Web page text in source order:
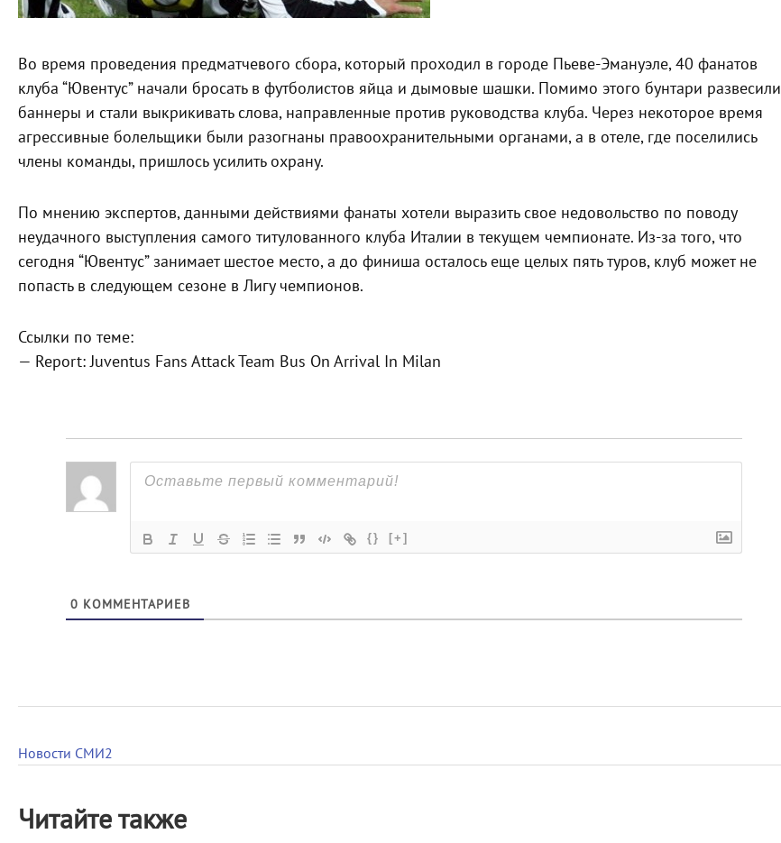
Во время проведения предматчевого сбора, который проходил в городе Пьеве-Эмануэле, 40 фанатов
клуба “Ювентус” начали бросать в футболистов яйца и дымовые шашки. Помимо этого бунтари развесили
баннеры и стали выкрикивать слова, направленные против руководства клуба. Через некоторое время
агрессивные болельщики были разогнаны правоохранительными органами, а в отеле, где поселились
члены команды, пришлось усилить охрану.
По мнению экспертов, данными действиями фанаты хотели выразить свое недовольство по поводу
неудачного выступления самого титулованного клуба Италии в текущем чемпионате. Из-за того, что
сегодня “Ювентус” занимает шестое место, а до финиша осталось еще целых пять туров, клуб может не
попасть в следующем сезоне в Лигу чемпионов.
Ссылки по теме:
— Report: Juventus Fans Attack Team Bus On Arrival In Milan
{} [+]
0 КОММЕНТАРИЕВ
Новости СМИ2
Читайте также